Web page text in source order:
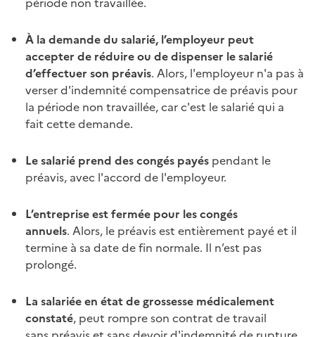
À la demande du salarié, l’employeur peut
accepter de réduire ou de dispenser le salarié
d’effectuer son préavis. Alors, l'employeur n'a pas à
verser d'indemnité compensatrice de préavis pour
la période non travaillée, car c'est le salarié qui a
fait cette demande.
Le salarié prend des congés payés pendant le
préavis, avec l'accord de l'employeur.
L’entreprise est fermée pour les congés
annuels. Alors, le préavisest entièrement payé et il
termine à sa date de fin normale. Il n’est pas
prolongé.
La salariée en état de grossesse médicalement
constaté, peut rompre son contrat de travail